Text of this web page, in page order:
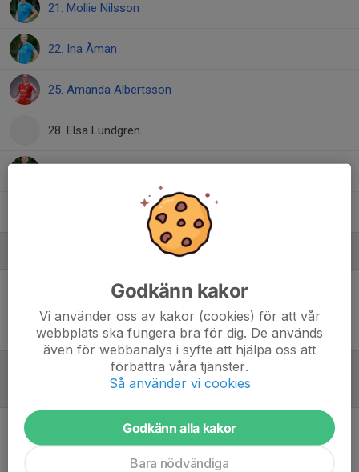
21. Mollie Nilsson
22. Ina Åman
25. Amanda Albertsson
28. Elsa Lundgren
40. Cajsa Edvardsson
Björn NilssonTränare
Katarina KneseDamsektionen
Inget referat skrivet
Godkänn kakor
Vi använder oss av kakor (cookies) för att vår
webbplats ska fungera bra för dig. De används
även för webbanalys i syfte att hjälpa oss att
förbättra våra tjänster.
Så använder vi cookies
Godkänn alla kakor
Bara nödvändiga